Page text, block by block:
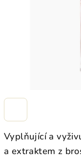
Vyplňující a
a extraktem z